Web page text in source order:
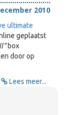
2010
ultimate
geplaatst
box
door op
Lees meer...